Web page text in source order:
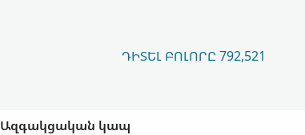
ԴԻՏԵԼ ԲՈԼՈՐԸ 792,521
Ազգակցական կապ